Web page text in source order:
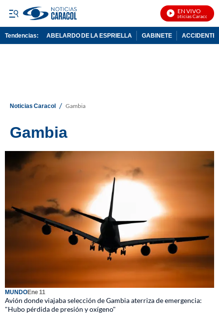
EN VIVO
Noticias Caracol En
Tendencias: ABELARDO DE LA ESPRIELLA GABINETE ACCIDENTE
Noticias Caracol / Gambia
Gambia
MUNDOEne 11
Avión donde viajaba selección de Gambia aterriza de emergencia:
"Hubo pérdida de presión y oxígeno"